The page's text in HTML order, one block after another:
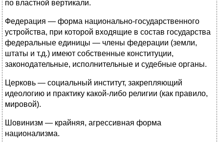
по властной вертикали.
Федерация — форма национально-государственного
устройства, при которой входящие в состав государства
федеральные единицы — члены федерации (земли,
штаты и т.д.) имеют собственные конституции,
законодательные, исполнительные и судебные органы.
Церковь — социальный институт, закрепляющий
идеологию и практику какой-либо религии (как правило,
мировой).
Шовинизм — крайняя, агрессивная форма
национализма.